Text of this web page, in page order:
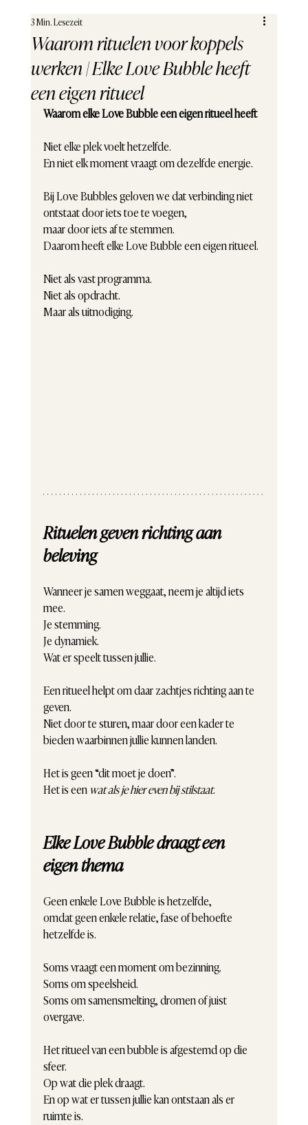
Waarom rituelen voor koppels
werken | Elke Love Bubble heeft
een eigen ritueel
3 Min. Lesezeit
Waarom elke Love Bubble een eigen ritueel heeft
Niet elke plek voelt hetzelfde.
En niet elk moment vraagt om dezelfde energie.
Bij Love Bubbles geloven we dat verbinding niet
ontstaat door iets toe te voegen,
maar door iets af te stemmen.
Daarom heeft elke Love Bubble een eigen ritueel.
Niet als vast programma.
Niet als opdracht.
Maar als uitnodiging.
Rituelen geven richting aan
beleving
Wanneer je samen weggaat, neem je altijd iets
mee.
Je stemming.
Je dynamiek.
Wat er speelt tussen jullie.
Een ritueel helpt om daar zachtjes richting aan te
geven.
Niet door te sturen, maar door een kader te
bieden waarbinnen jullie kunnen landen.
Het is geen “dit moet je doen”.
Het is een wat als je hier even bij stilstaat.
Elke Love Bubble draagt een
eigen thema
Geen enkele Love Bubble is hetzelfde,
omdat geen enkele relatie, fase of behoefte
hetzelfde is.
Soms vraagt een moment om bezinning.
Soms om speelsheid.
Soms om samensmelting, dromen of juist
overgave.
Het ritueel van een bubble is afgestemd op die
sfeer.
Op wat die plek draagt.
En op wat er tussen jullie kan ontstaan als er
ruimte is.